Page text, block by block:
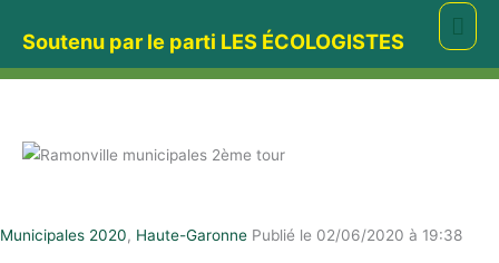
contenu
Soutenu par le parti LES ÉCOLOGISTES
Municipales 2020, Haute-Garonne Publié le 02/06/2020 à 19:38